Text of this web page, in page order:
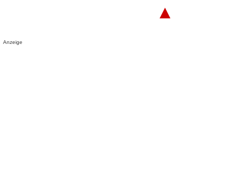
▲
Anzeige